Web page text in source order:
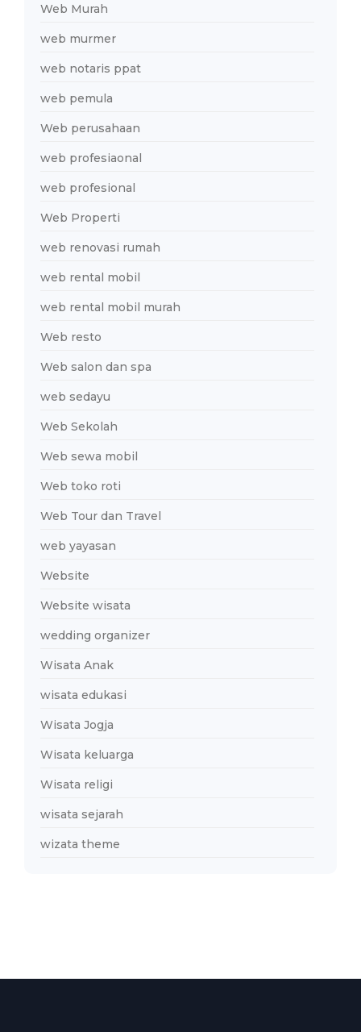
Web Murah
web murmer
web notaris ppat
web pemula
Web perusahaan
web profesiaonal
web profesional
Web Properti
web renovasi rumah
web rental mobil
web rental mobil murah
Web resto
Web salon dan spa
web sedayu
Web Sekolah
Web sewa mobil
Web toko roti
Web Tour dan Travel
web yayasan
Website
Website wisata
wedding organizer
Wisata Anak
wisata edukasi
Wisata Jogja
Wisata keluarga
Wisata religi
wisata sejarah
wizata theme